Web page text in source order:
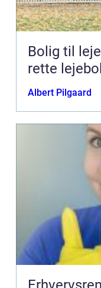
Bolig til
rette
Albert Pilgaard